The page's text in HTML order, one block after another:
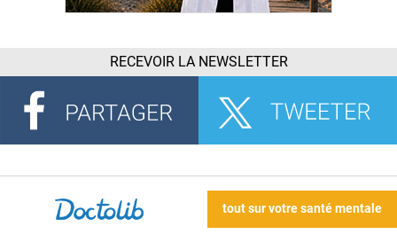
RECEVOIR LA NEWSLETTER
tout sur votre santé mentale